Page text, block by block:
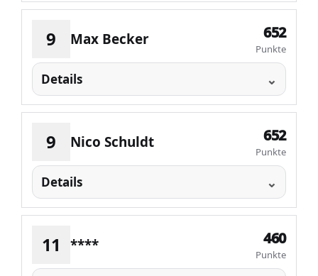
9 Max Becker 652
Punkte
Details
9 Nico Schuldt 652
Punkte
Details
11 **** 460
Punkte